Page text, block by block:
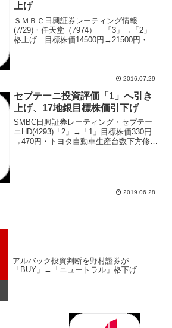
上げ
ＳＭＢＣ日興証券レーティング情報
(7/29)・任天堂（7974） 「3」→「2」
格上げ 目標株価14500円→21500円・大
2016.07.29
セプテーニ投資評価「1」へ引き
上げ、17地銀目標株価引下げ
SMBC日興証券レーティング・セプテー
ニHD(4293)「2」→「1」目標株価330円
→470円・トヨタ自動車生産台数下方修正
2019.06.28
アルバック投資判断を野村證券が
「BUY」→「ニュートラル」格下げ